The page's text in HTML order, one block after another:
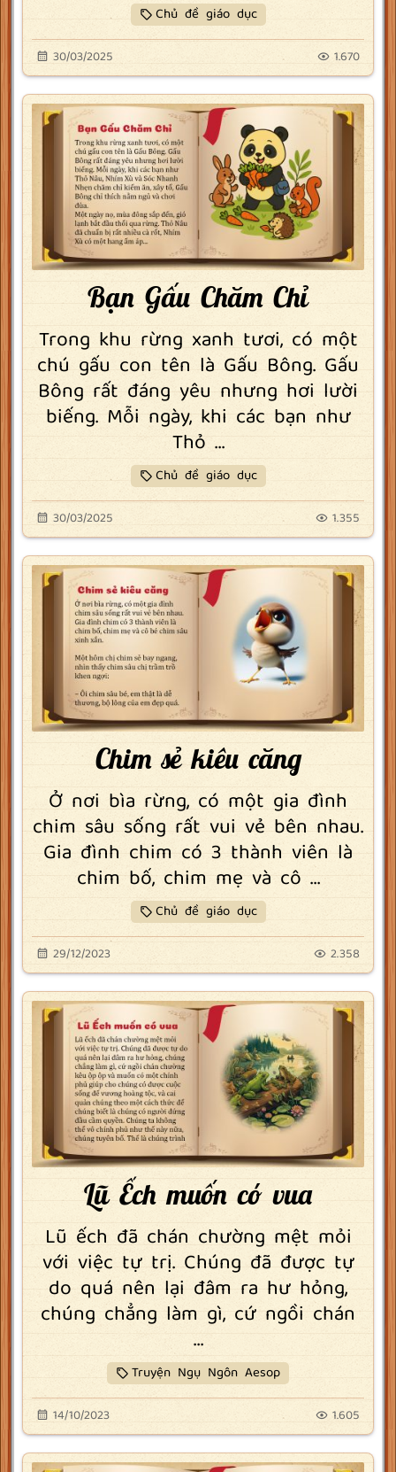
Chủ đề giáo dục
30/03/2025 1.670
Bạn Gấu Chăm Chỉ
Trong khu rừng xanh tươi, có một
chú gấu con tên là Gấu Bông. Gấu
Bông rất đáng yêu nhưng hơi lười
biếng. Mỗi ngày, khi các bạn như
Thỏ ...
Chủ đề giáo dục
30/03/2025 1.355
Chim sẻ kiêu căng
Ở nơi bìa rừng, có một gia đình
chim sâu sống rất vui vẻ bên nhau.
Gia đình chim có 3 thành viên là
chim bố, chim mẹ và cô ...
Chủ đề giáo dục
29/12/2023 2.358
Lũ Ếch muốn có vua
Lũ ếch đã chán chường mệt mỏi
với việc tự trị. Chúng đã được tự
do quá nên lại đâm ra hư hỏng,
chúng chẳng làm gì, cứ ngồi chán
...
Truyện Ngụ Ngôn Aesop
14/10/2023 1.605